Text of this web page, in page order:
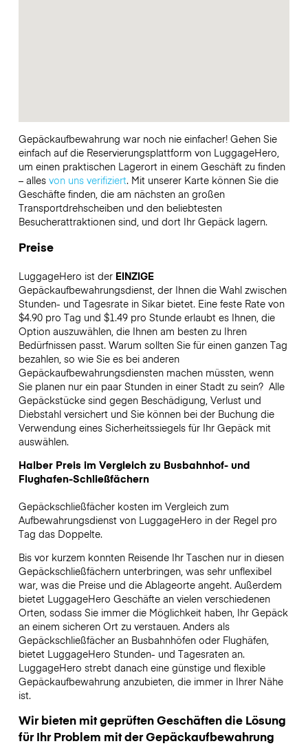
Gepäckaufbewahrung war noch nie einfacher! Gehen Sie
einfach auf die Reservierungsplattform von LuggageHero,
um einen praktischen Lagerort in einem Geschäft zu finden
– alles von uns verifiziert. Mit unserer Karte können Sie die
Geschäfte finden, die am nächsten an großen
Transportdrehscheiben und den beliebtesten
Besucherattraktionen sind, und dort Ihr Gepäck lagern.
Preise
LuggageHero ist der EINZIGE
Gepäckaufbewahrungsdienst, der Ihnen die Wahl zwischen
Stunden- und Tagesrate in Sikar bietet. Eine feste Rate von
$4.90 pro Tag und $1.49 pro Stunde erlaubt es Ihnen, die
Option auszuwählen, die Ihnen am besten zu Ihren
Bedürfnissen passt. Warum sollten Sie für einen ganzen Tag
bezahlen, so wie Sie es bei anderen
Gepäckaufbewahrungsdiensten machen müssten, wenn
Sie planen nur ein paar Stunden in einer Stadt zu sein? Alle
Gepäckstücke sind gegen Beschädigung, Verlust und
Diebstahl versichert und Sie können bei der Buchung die
Verwendung eines Sicherheitssiegels für Ihr Gepäck mit
auswählen.
Halber Preis im Vergleich zu Busbahnhof- und
Flughafen-Schließfächern
Gepäckschließfächer kosten im Vergleich zum
Aufbewahrungsdienst von LuggageHero in der Regel pro
Tag das Doppelte.
Bis vor kurzem konnten Reisende Ihr Taschen nur in diesen
Gepäckschließfächern unterbringen, was sehr unflexibel
war, was die Preise und die Ablageorte angeht. Außerdem
bietet LuggageHero Geschäfte an vielen verschiedenen
Orten, sodass Sie immer die Möglichkeit haben, Ihr Gepäck
an einem sicheren Ort zu verstauen. Anders als
Gepäckschließfächer an Busbahnhöfen oder Flughäfen,
bietet LuggageHero Stunden- und Tagesraten an.
LuggageHero strebt danach eine günstige und flexible
Gepäckaufbewahrung anzubieten, die immer in Ihrer Nähe
ist.
Wir bieten mit geprüften Geschäften die Lösung
für Ihr Problem mit der Gepäckaufbewahrung